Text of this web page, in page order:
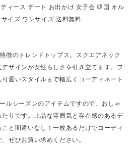
ィース デート お出かけ 女子会 韓国 オル
イズ ワンサイズ 送料無料
徴のトレンドトップス。スクエアネック
ザインが女性らしさを引き立てます。フ
愛いスタイルまで幅広くコーディネート
ルシーズンのアイテムですので、おしゃ
りです。上品な雰囲気と存在感のあるデ
と間違いなし！一枚あるだけでコーディ
ぜひお買い求めください。